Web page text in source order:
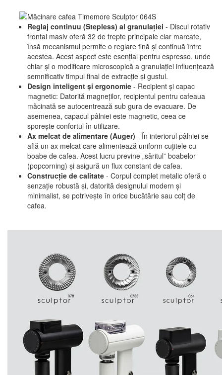
Reglaj continuu (Stepless) al granulației - Discul rotativ
frontal masiv oferă 32 de trepte principale clar marcate,
însă mecanismul permite o reglare fină și continuă între
acestea. Acest aspect este esențial pentru espresso, unde
chiar și o modificare microscopică a granulației influențează
semnificativ timpul final de extracție și gustul.
Design inteligent și ergonomie - Recipient și capac
magnetic: Datorită magneților, recipientul pentru cafeaua
măcinată se autocentrează sub gura de evacuare. De
asemenea, capacul pâlniei este magnetic, ceea ce
sporește confortul în utilizare.
Ax melcat de alimentare (Auger) - În interiorul pâlniei se
află un ax melcat care alimentează uniform cuțitele cu
boabe de cafea. Acest lucru previne „săritul” boabelor
(popcorning) și asigură un flux constant de cafea.
Construcție de calitate - Corpul complet metalic oferă o
senzație robustă și, datorită designului modern și
minimalist, se potrivește în orice bucătărie sau colț de
cafea.